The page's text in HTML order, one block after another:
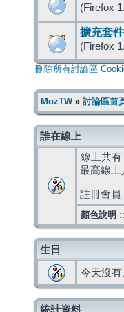
(Firefox
擴充套
(Firefox
刪除所有討論區
MozTW» 討論區首
誰在線上
線上共有
最高線上
註冊會員
顏色說明 ::
生日
今天沒有